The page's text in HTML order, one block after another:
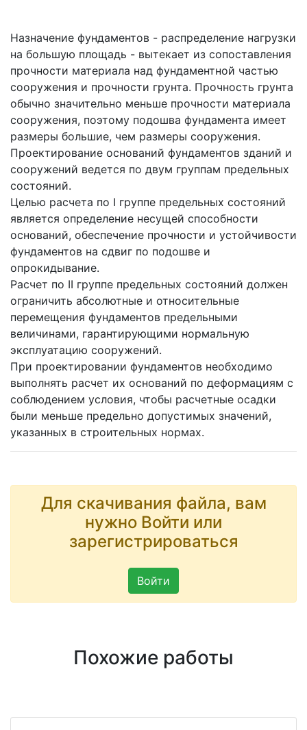
Назначение фундаментов - распределение нагрузки
на большую площадь - вытекает из сопоставления
прочности материала над фундаментной частью
сооружения и прочности грунта. Прочность грунта
обычно значительно меньше прочности материала
сооружения, поэтому подошва фундамента имеет
размеры большие, чем размеры сооружения.
Проектирование оснований фундаментов зданий и
сооружений ведется по двум группам предельных
состояний.
Целью расчета по I группе предельных состояний
является определение несущей способности
оснований, обеспечение прочности и устойчивости
фундаментов на сдвиг по подошве и
опрокидывание.
Расчет по II группе предельных состояний должен
ограничить абсолютные и относительные
перемещения фундаментов предельными
величинами, гарантирующими нормальную
эксплуатацию сооружений.
При проектировании фундаментов необходимо
выполнять расчет их оснований по деформациям с
соблюдением условия, чтобы расчетные осадки
были меньше предельно допустимых значений,
указанных в строительных нормах.
Для скачивания файла, вам
нужно Войти или
зарегистрироваться
Войти
Похожие работы